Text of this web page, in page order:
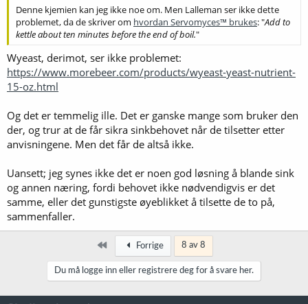
Denne kjemien kan jeg ikke noe om. Men Lalleman ser ikke dette
problemet, da de skriver om hvordan Servomyces™ brukes: "Add to
kettle about ten minutes before the end of boil."
Wyeast, derimot, ser ikke problemet:
https://www.morebeer.com/products/wyeast-yeast-nutrient-
15-oz.html
Og det er temmelig ille. Det er ganske mange som bruker den
der, og trur at de får sikra sinkbehovet når de tilsetter etter
anvisningene. Men det får de altså ikke.
Uansett; jeg synes ikke det er noen god løsning å blande sink
og annen næring, fordi behovet ikke nødvendigvis er det
samme, eller det gunstigste øyeblikket å tilsette de to på,
sammenfaller.
Først Forrige 8 av 8
Du må logge inn eller registrere deg for å svare her.